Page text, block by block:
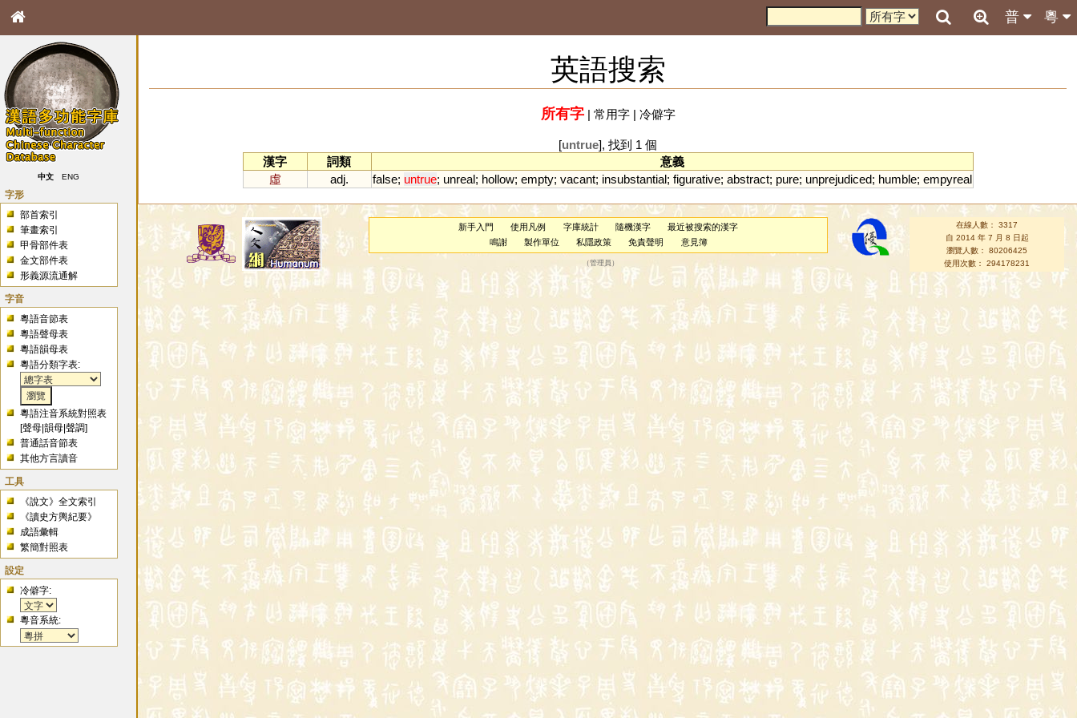
粵
普
中文 ENG
字形
部首索引
筆畫索引
甲骨部件表
金文部件表
形義源流通解
字音
粵語音節表
粵語聲母表
粵語韻母表
粵語分類字表:
粵語注音系統對照表
[聲母 |韻母 |聲調]
普通話音節表
其他方言讀音
工具
《說文》全文索引
《讀史方輿紀要》
成語彙輯
繁簡對照表
設定
冷僻字:
粵音系統:
英語搜索
所有字| 常用字| 冷僻字
[untrue], 找到 1 個
漢字
詞類
意義
虛
adj. false; untrue; unreal; hollow; empty; vacant; insubstantial; figurative; abstract; pure; unprejudiced; humble; empyreal
新手入門 使用凡例 字庫統計 隨機漢字
最近被搜索的漢字
鳴謝
製作單位 私隱政策 免責聲明 意見簿
（管理員 ）
在線人數： 3317
自 2014 年 7 月 8 日起
瀏覽人數： 80206425
使用次數： 294178231